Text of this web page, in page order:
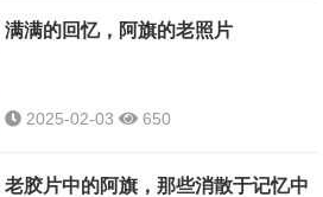
满满的回忆，阿旗的老照片
2025-02-03 650
老胶片中的阿旗，那些消散于记忆中